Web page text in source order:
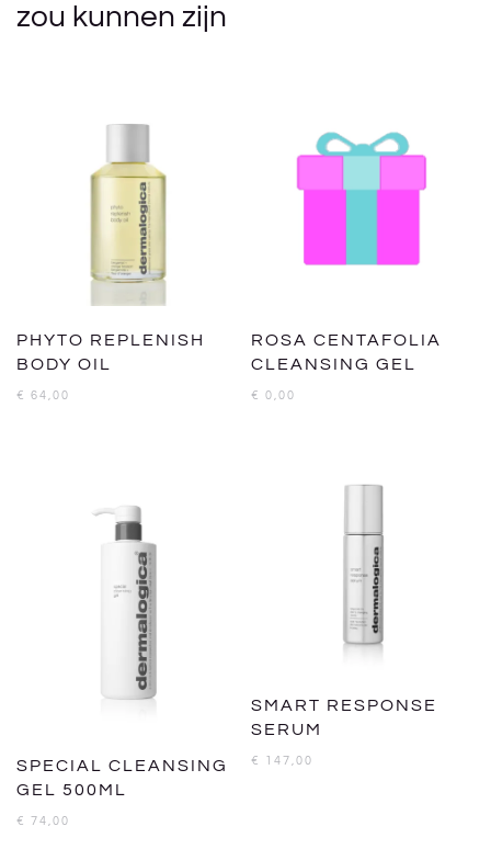
zou kunnen zijn
PHYTO REPLENISH
BODY OIL
€ 64,00
ROSA CENTAFOLIA
CLEANSING GEL
€ 0,00
SPECIAL CLEANSING
GEL 500ML
€ 74,00
SMART RESPONSE
SERUM
€ 147,00